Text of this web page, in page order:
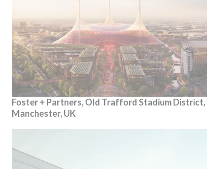
Foster + Partners, Old Trafford Stadium District,
Manchester, UK